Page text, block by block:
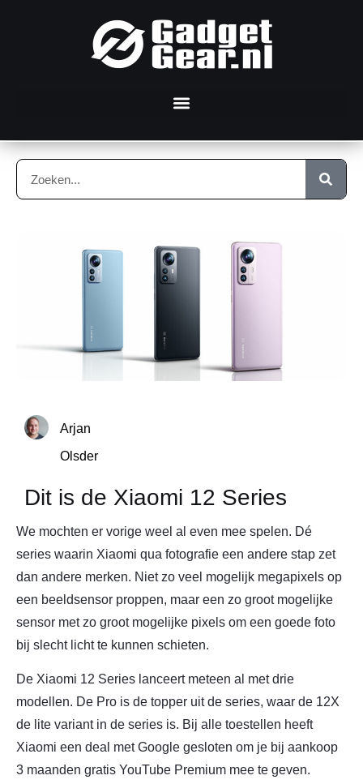
Arjan
Olsder
Dit is de Xiaomi 12 Series
We mochten er vorige weel al even mee spelen. Dé
series waarin Xiaomi qua fotografie een andere stap zet
dan andere merken. Niet zo veel mogelijk megapixels op
een beeldsensor proppen, maar een zo groot mogelijke
sensor met zo groot mogelijke pixels om een goede foto
bij slecht licht te kunnen schieten.
De Xiaomi 12 Series lanceert meteen al met drie
modellen. De Pro is de topper uit de series, waar de 12X
de lite variant in de series is. Bij alle toestellen heeft
Xiaomi een deal met Google gesloten om je bij aankoop
3 maanden gratis YouTube Premium mee te geven.